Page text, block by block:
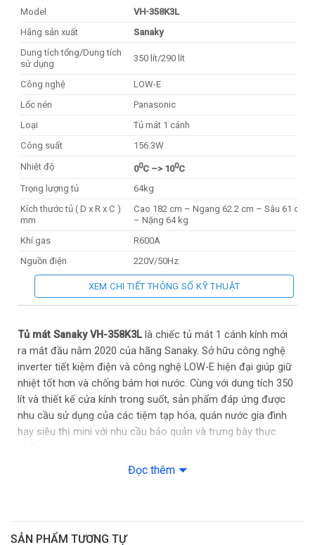
Model
VH-358K3L
Hãng sản xuất
Sanaky
Dung tích tổng/Dung tích
sử dụng
350 lít/290 lít
Công nghệ
LOW-E
Lốc nén
Panasonic
Loại
Tủ mát 1 cánh
Công suất
156.3W
Nhiệt độ
00C –> 100C
Trọng lượng tủ
64kg
Kích thước tủ ( D x R x C )
mm
Cao 182 cm – Ngang 62.2 cm – Sâu 61 cm
– Nặng 64 kg
Khí gas
R600A
Nguồn điện
220V/50Hz
Chính hãng
XEM CHI TIẾT THÔNG SỐ KỸ THUẬT
Tủ mát Sanaky VH-358K3L là chiếc tủ mát 1 cánh kính mới
ra mắt đầu nằm 2020 của hãng Sanaky. Sở hữu công nghệ
inverter tiết kiệm điện và công nghệ LOW-E hiện đại giúp giữ
nhiệt tốt hơn và chống bám hơi nước. Cùng với dung tích 350
lít và thiết kế cửa kính trong suốt, sản phẩm đáp ứng được
nhu cầu sử dụng của các tiệm tạp hóa, quán nước gia đình
hay siêu thị mini với nhu cầu bảo quản và trưng bày thực
VH-358K3L tích hợp công nghệ inverter, giúp tiết kiệm điện
nhiệt, chống tia cực tím: Làm giảm sự phát tán, hấp thụ nhiệt
Đọc thêm
SẢN PHẨM TƯƠNG TỰ